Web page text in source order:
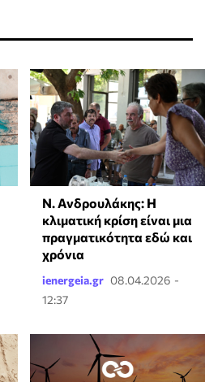
Ν. Ανδρουλάκης: Η
κλιματική κρίση είναι μια
πραγματικότητα εδώ και
χρόνια
ienergeia.gr 08.04.2026 -
12:37